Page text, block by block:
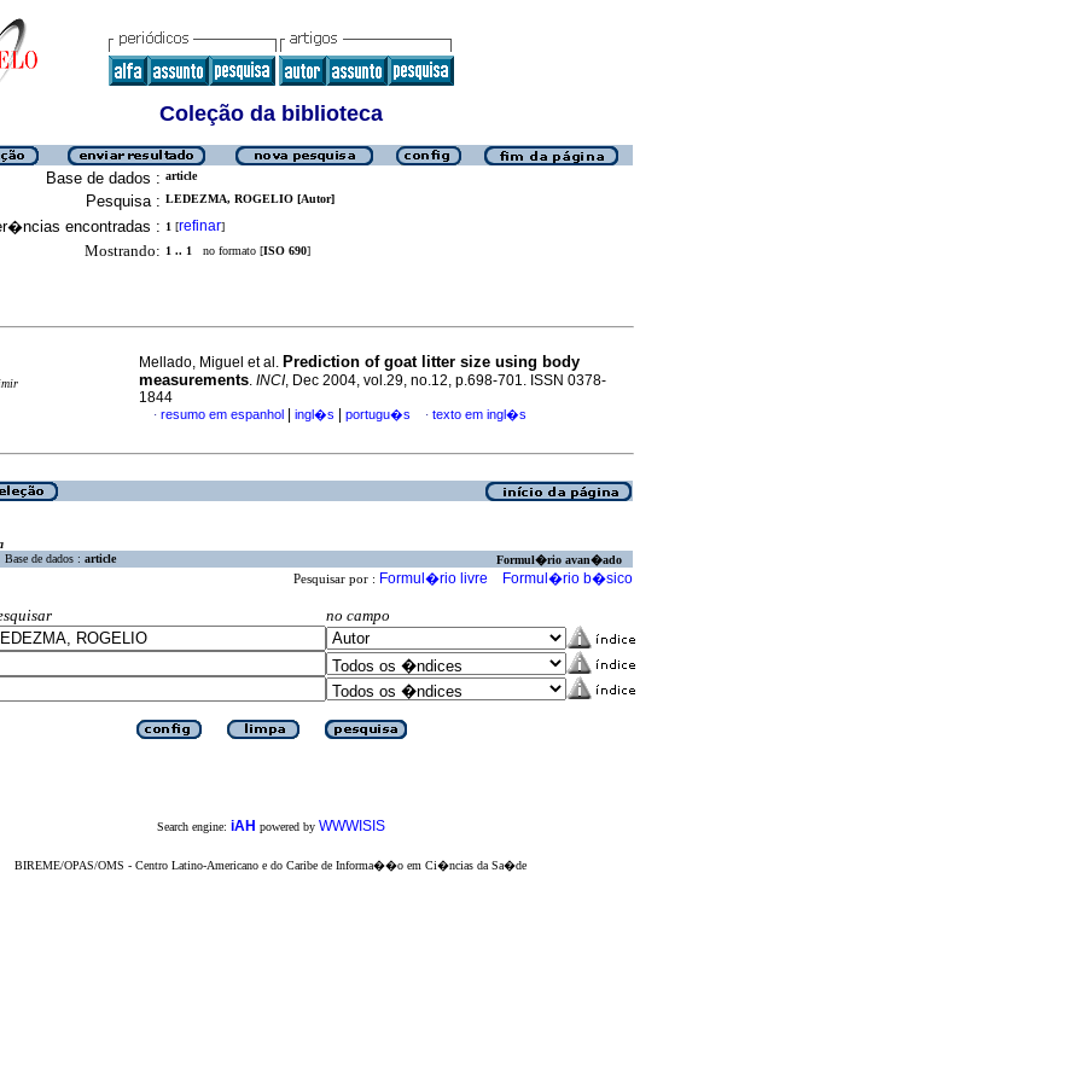
Coleção da biblioteca
Base de dados : article
Pesquisa : LEDEZMA, ROGELIO [Autor]
encontradas : 1 [refinar]
Mostrando: 1 .. 1 no formato [ISO 690]
Mellado, Miguel et al. Prediction of goat litter size using body
measurements. INCI, Dec 2004, vol.29, no.12, p.698-701. ISSN 0378-
1844
· resumo em espanhol ingl�s portugu�s · texto em ingl�s
Base de dados : article Formul�rio avan�ado
Pesquisar por : Formul�rio livre Formul�rio b�sico
no campo
Search engine: iAH powered by WWWISIS
BIREME/OPAS/OMS - Centro Latino-Americano e do Caribe de Informa��o em Ci�ncias da Sa�de